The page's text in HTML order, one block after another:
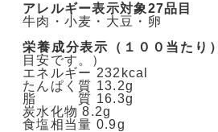
アレルギー表示対象27品目
牛肉・小麦・大豆・卵
栄養成分表示（１００当たり）
目安です。）
エネルギー 232kcal
たんぱく質 13.2g
脂 質 16.3g
炭水化物 8.2g
食塩相当量 0.9g